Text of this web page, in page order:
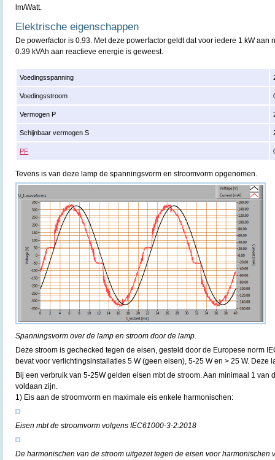
lm/Watt.
Elektrische eigenschappen
De powerfactor is 0.93. Met deze powerfactor geldt dat voor iedere 1 kW aan
0.39 kVAh aan reactieve energie is geweest.
Voedingsspanning
Voedingsstroom
Vermogen P
Schijnbaar vermogen S
PF
Tevens is van deze lamp de spanningsvorm en stroomvorm opgenomen.
Spanningsvorm over de lamp en stroom door de lamp.
Deze stroom is gechecked tegen de eisen, gesteld door de Europese norm
bevat voor verlichtingsinstallaties 5 W (geen eisen), 5-25 W en > 25 W. Deze
Bij een verbruik van 5-25W gelden eisen mbt de stroom. Aan minimaal 1 van
voldaan zijn.
1) Eis aan de stroomvorm en maximale eis enkele harmonischen:
Eisen mbt de stroomvorm volgens IEC61000-3-2:2018
De harmonischen van de stroom uitgezet tegen de eisen voor harmonischen